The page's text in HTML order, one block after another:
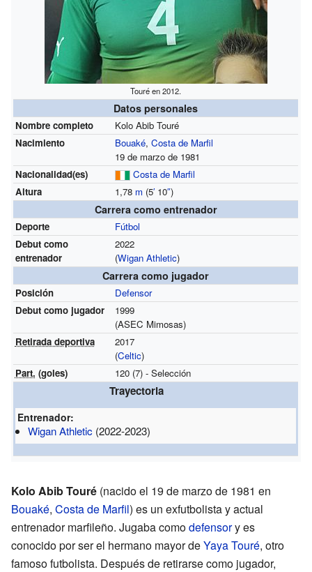
Touré en 2012.
Datos personales
Nombre completo
Kolo Abib Touré
Nacimiento
Bouaké, Costa de Marfil
19 de marzo de 1981
Nacionalidad(es)
Costa de Marfil
Altura
1,78 m (5′10″)
Carrera como entrenador
Deporte
Fútbol
Debut como
entrenador
2022
(Wigan Athletic)
Carrera como jugador
Posición
Defensor
Debut como jugador
1999
(ASEC Mimosas)
Retirada deportiva
2017
(Celtic)
Part. (goles) 120 (7) - Selección
Trayectoria
Entrenador:
Wigan Athletic (2022-2023)
Kolo Abib Touré (nacido el 19 de marzo de 1981 en
Bouaké, Costa de Marfil) es un exfutbolista y actual
entrenador marfileño. Jugaba comodefensory es
conocido por ser el hermano mayor deYaya Touré, otro
famoso futbolista. Después de retirarse como jugador,